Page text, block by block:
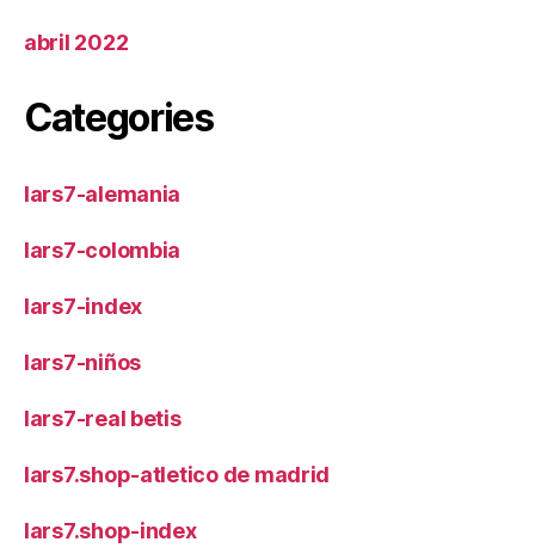
abril 2022
Categories
lars7-alemania
lars7-colombia
lars7-index
lars7-niños
lars7-real betis
lars7.shop-atletico de madrid
lars7.shop-index